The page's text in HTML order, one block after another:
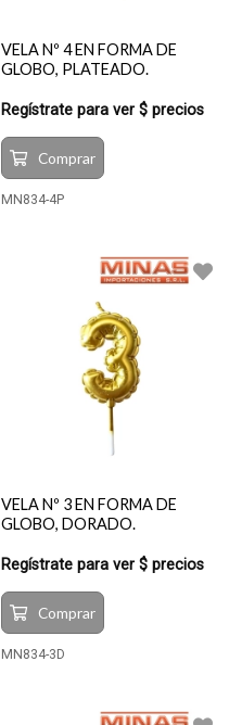
VELA Nº 4 EN FORMA DE
GLOBO, PLATEADO.
Regístrate para ver $ precios
Comprar
MN834-4P
VELA Nº 3 EN FORMA DE
GLOBO, DORADO.
Regístrate para ver $ precios
Comprar
MN834-3D